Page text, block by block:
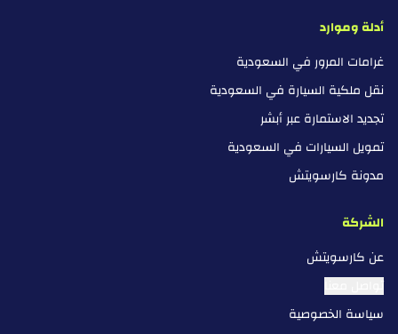
أدلة وموارد
غرامات المرور في السعودية
نقل ملكية السيارة في السعودية
تجديد الاستمارة عبر أبشر
تمويل السيارات في السعودية
مدونة كارسويتش
الشركة
عن كارسويتش
تواصل معنا
سياسة الخصوصية